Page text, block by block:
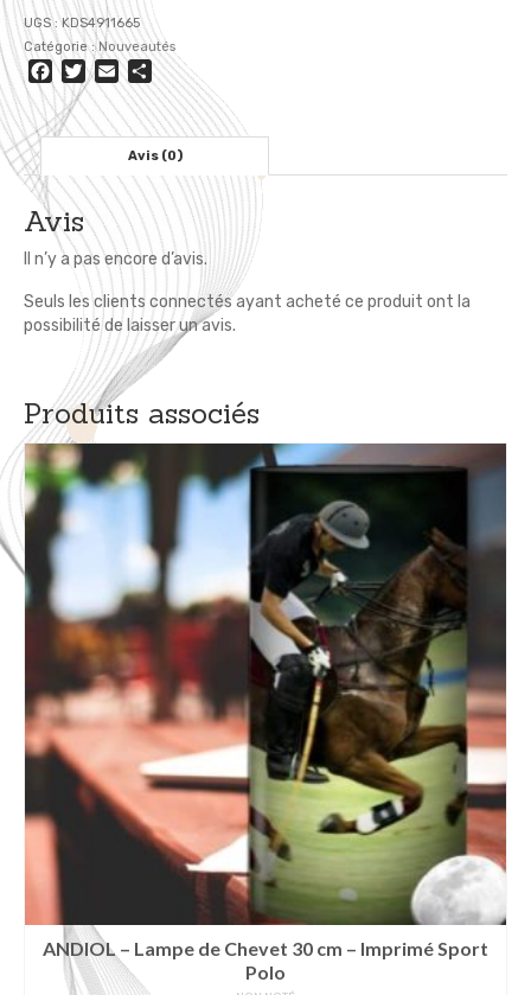
Cuisine
d'Extérieure
en
Bois
-
Chariot
pour
Enfant
UGS :KDS4911665
Catégorie :Nouveautés
Facebook
Twitter
EmailPartager
Avis (0)
Avis
Il n’y a pas encore d’avis.
Seuls les clients connectés ayant acheté ce produit ont la
possibilité de laisser un avis.
Produits associés
ANDIOL – Lampe de Chevet 30 cm – Imprimé Sport
Polo